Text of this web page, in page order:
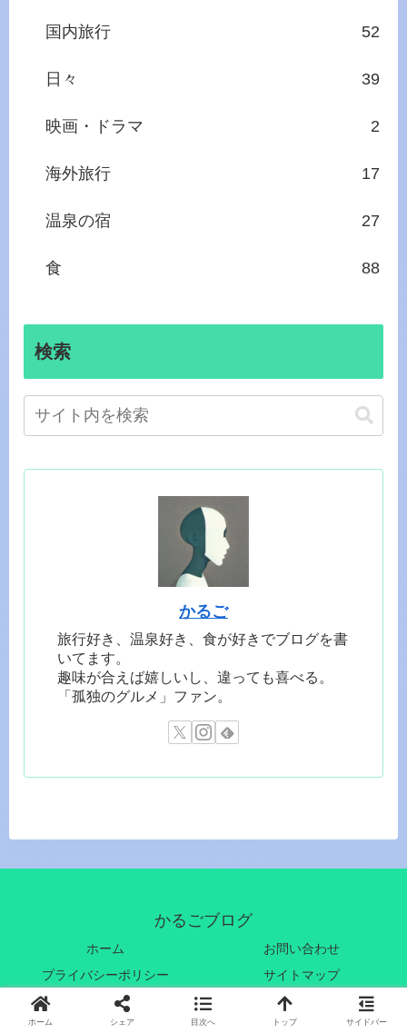
国内旅行 52
日々 39
映画・ドラマ 2
海外旅行 17
温泉の宿 27
食 88
検索
かるご
旅行好き、温泉好き、食が好きでブログを書
いてます。
趣味が合えば嬉しいし、違っても喜べる。
「孤独のグルメ」ファン。
かるごブログ
ホーム
お問い合わせ
プライバシーポリシー
サイトマップ
© 2018-2026 かるごブログ.
ホーム シェア 目次へ トップ サイドバー